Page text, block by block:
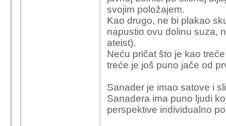
problemima tipa
vodovod/
policajci/rode/
su zahvati, što
običnih građana.
Nego, ne sporim
govnima i
bio u bolnici u
svojim položajem.
Kao drugo, ne bi plakao
napustio ovu dolinu suza,
ateist).
Neću pričat što je kao
treće je još puno jače od
Sanader je imao satove i
Sanadera ima puno ljudi
perspektive individualno